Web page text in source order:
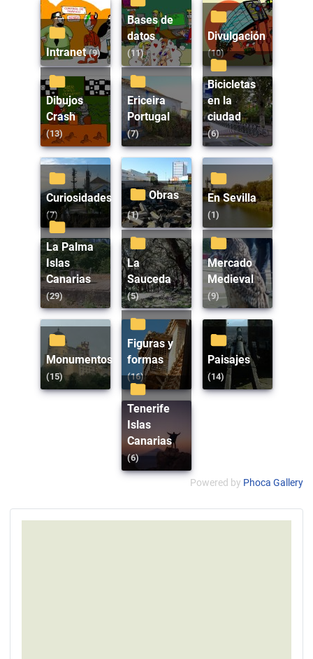
Intranet (9)
Bases de
datos
(11)
Divulgación
(10)
Dibujos
Crash
(13)
Ericeira
Portugal
(7)
Bicicletas
en la
ciudad
(6)
Curiosidades
(7)
Obras
(1)
En Sevilla
(1)
La Palma
Islas
Canarias
(29)
La
Sauceda
(5)
Mercado
Medieval
(9)
Monumentos
(15)
Figuras y
formas
(16)
Paisajes
(14)
Tenerife
Islas
Canarias
(6)
Powered by Phoca Gallery